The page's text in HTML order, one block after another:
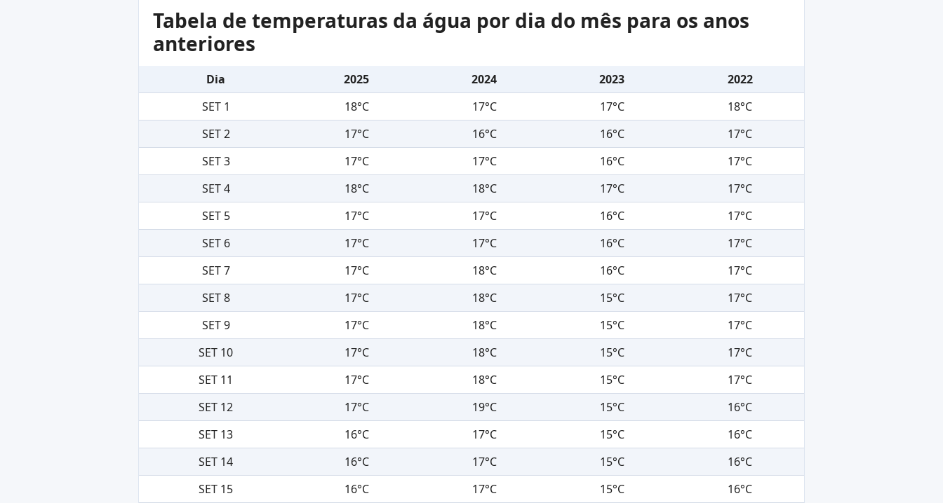
Tabela de temperaturas da água por dia do mês para os anos
anteriores
Dia 2025 2024 2023
2022
SET 1
18°C 17°C 17°C
18°C
SET 2
17°C 16°C 16°C
17°C
SET 3
17°C 17°C 16°C
17°C
SET 4
18°C 18°C 17°C
17°C
SET 5
17°C 17°C 16°C
17°C
SET 6
17°C 17°C 16°C
17°C
SET 7
17°C 18°C 16°C
17°C
SET 8
17°C 18°C 15°C
17°C
SET 9
17°C 18°C 15°C
17°C
SET 10
17°C 18°C 15°C
17°C
SET 11
17°C 18°C 15°C
17°C
SET 12
17°C 19°C 15°C
16°C
SET 13
16°C 17°C 15°C
16°C
SET 14
16°C 17°C 15°C
16°C
SET 15
16°C 17°C 15°C
16°C